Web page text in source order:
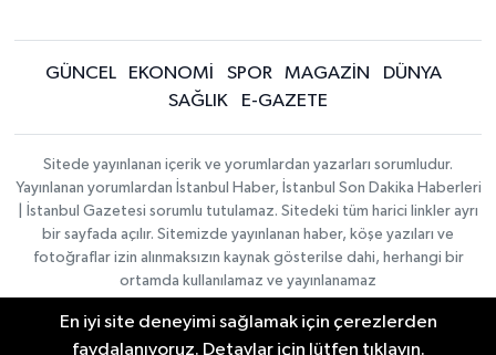
GÜNCEL EKONOMİ SPOR MAGAZİN
DÜNYA
SAĞLIK
E-GAZETE
Sitede yayınlanan içerik ve yorumlardan yazarları sorumludur.
Yayınlanan yorumlardan İstanbul Haber, İstanbul Son Dakika Haberleri
| İstanbul Gazetesi sorumlu tutulamaz. Sitedeki tüm harici linkler ayrı
bir sayfada açılır. Sitemizde yayınlanan haber, köşe yazıları ve
fotoğraflar izin alınmaksızın kaynak gösterilse dahi, herhangi bir
ortamda kullanılamaz ve yayınlanamaz
İletişim Künye
Haber Yazılımı:TE Bilişim |
En iyi site deneyimi sağlamak için çerezlerden
faydalanıyoruz. Detaylar için lütfen tıklayın.